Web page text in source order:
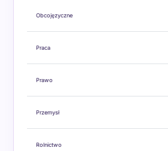
Obcojęzyczne
Praca
Prawo
Przemysł
Rolnictwo